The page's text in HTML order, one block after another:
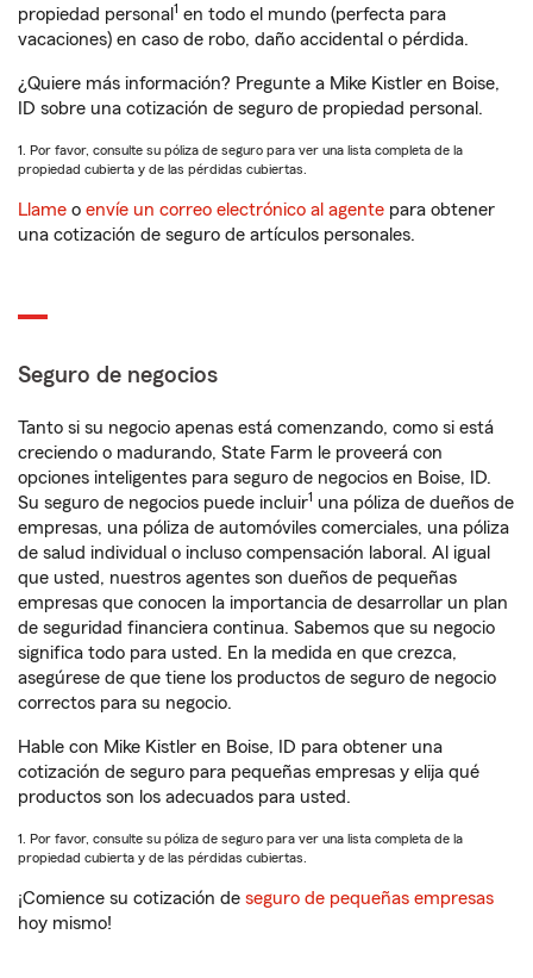
propiedad personal 1 en todo el mundo (perfecta para
vacaciones) en caso de robo, daño accidental o pérdida.
¿Quiere más información? Pregunte a Mike Kistler en Boise,
ID sobre una cotización de seguro de propiedad personal.
1. Por favor, consulte su póliza de seguro para ver una lista completa de la
propiedad cubierta y de las pérdidas cubiertas.
Llame o envíe un correo electrónico al agente para obtener
una cotización de seguro de artículos personales.
Seguro de negocios
Tanto si su negocio apenas está comenzando, como si está
creciendo o madurando, State Farm le proveerá con
opciones inteligentes para seguro de negocios en Boise, ID.
Su seguro de negocios puede incluir1 una póliza de dueños de
empresas, una póliza de automóviles comerciales, una póliza
de salud individual o incluso compensación laboral. Al igual
que usted, nuestros agentes son dueños de pequeñas
empresas que conocen la importancia de desarrollar un plan
de seguridad financiera continua. Sabemos que su negocio
significa todo para usted. En la medida en que crezca,
asegúrese de que tiene los productos de seguro de negocio
correctos para su negocio.
Hable con Mike Kistler en Boise, ID para obtener una
cotización de seguro para pequeñas empresas y elija qué
productos son los adecuados para usted.
1. Por favor, consulte su póliza de seguro para ver una lista completa de la
propiedad cubierta y de las pérdidas cubiertas.
¡Comience su cotización de seguro de pequeñas empresas
hoy mismo!